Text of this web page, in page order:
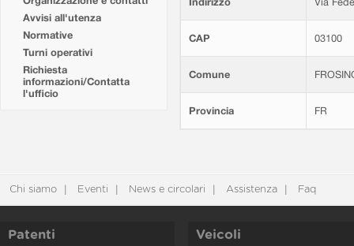
Avvisi all'utenza
Normative
Turni operativi
Richiesta
informazioni/Contatta
l'ufficio
CAP 03100
Comune
Provincia FR
Chi siamo Eventi News e circolari Assistenza Faq
Patenti Veicoli